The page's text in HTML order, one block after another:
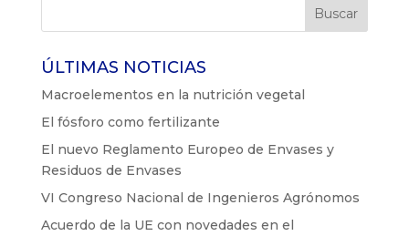
ÚLTIMAS NOTICIAS
Macroelementos en la nutrición vegetal
El fósforo como fertilizante
El nuevo Reglamento Europeo de Envases y
Residuos de Envases
VI Congreso Nacional de Ingenieros Agrónomos
Acuerdo de la UE con novedades en el